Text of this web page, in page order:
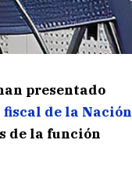
presentado
fiscal de la Nación
de la función